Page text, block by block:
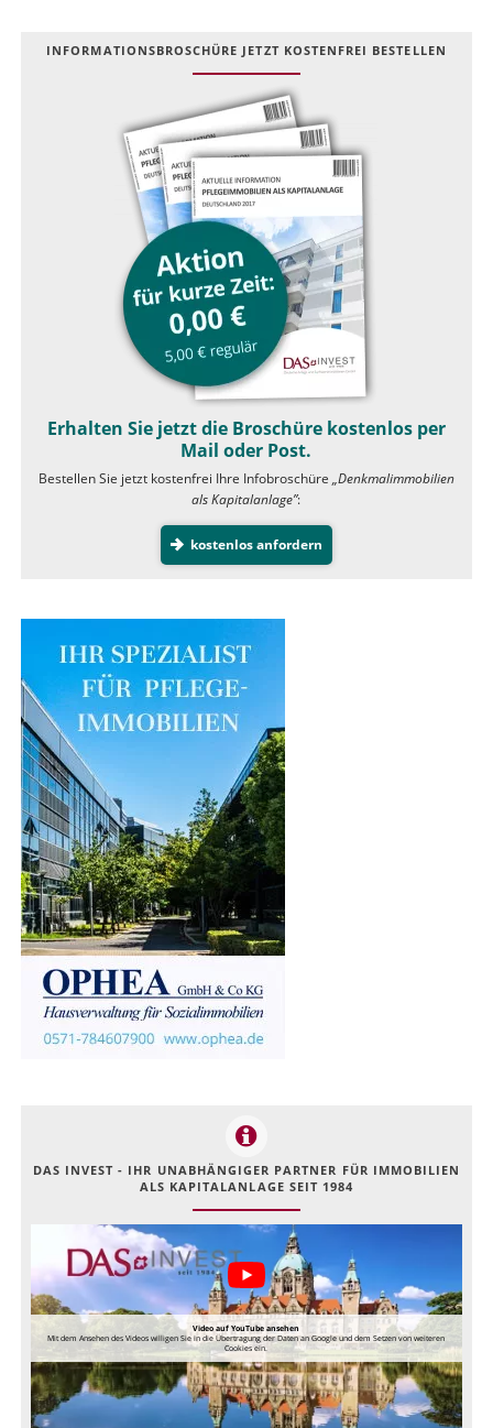
INFOR­MATIONS­BROSCHÜRE JETZT KOSTEN­FREI BESTELLEN
Erhalten Sie jetzt die Broschüre kostenlos per
Mail oder Post.
Bestellen Sie jetzt kostenfrei Ihre Infobroschüre „Denkmalimmobilien
als Kapitalanlage”:
kostenlos anfordern
DAS INVEST - IHR UNABHÄNGIGER PARTNER FÜR IMMOBILIEN
ALS KAPITALANLAGE SEIT 1984
Video auf YouTube ansehen
Mit dem Ansehen des Videos willigen Sie in die Übertragung der Daten an Google und dem Setzen von weiteren
Cookies ein.